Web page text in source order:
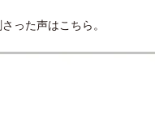
った声はこちら。